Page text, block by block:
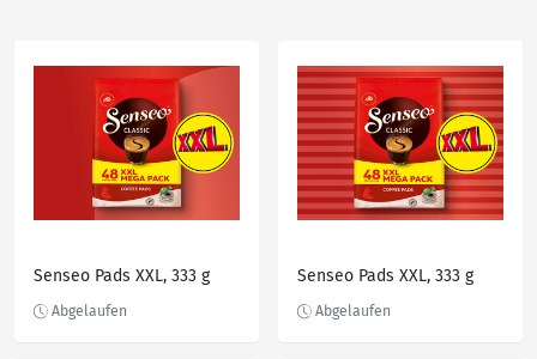
Senseo Pads XXL, 333 g Senseo Pads XXL, 333 g